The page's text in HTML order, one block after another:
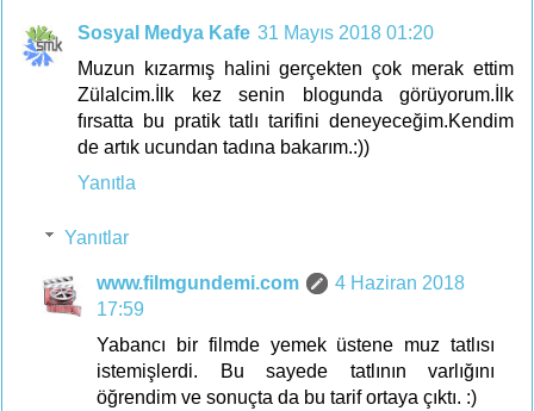
Sosyal Medya Kafe 31 Mayıs 2018 01:20
Muzun kızarmış halini gerçekten çok merak ettim
Zülalcim.İlk kez senin blogunda görüyorum.İlk
fırsatta bu pratik tatlı tarifini deneyeceğim.Kendim
de artık ucundan tadına bakarım.:))
Yanıtla
Yanıtlar
www.filmgundemi.com
4 Haziran 2018
17:59
Yabancı bir filmde yemek üstene muz tatlısı
istemişlerdi. Bu sayede tatlının varlığını
öğrendim ve sonuçta da bu tarif ortaya çıktı. :)